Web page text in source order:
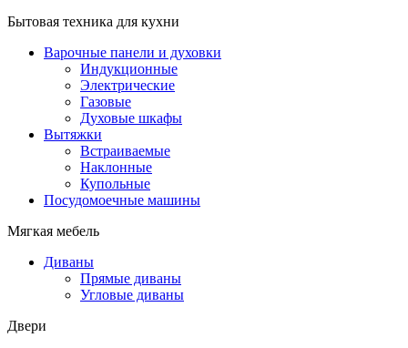
Бытовая техника для кухни
Варочные панели и духовки
Индукционные
Электрические
Газовые
Духовые шкафы
Вытяжки
Встраиваемые
Наклонные
Купольные
Посудомоечные машины
Мягкая мебель
Диваны
Прямые диваны
Угловые диваны
Двери